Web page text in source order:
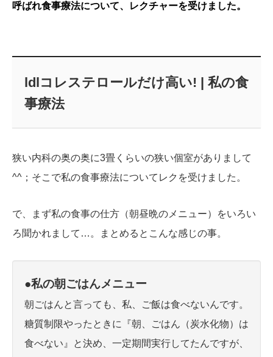
呼ばれ食事療法について、レクチャーを受けました。
ldlコレステロールだけ高い! | 私の食
事療法
狭い内科の奥の奥に3畳くらいの狭い個室がありまして
^^；そこで私の食事療法についてレクを受けました。
で、まず私の食事の仕方（朝昼晩のメニュー）をいろい
ろ聞かれまして…。まとめるとこんな感じの事。
●私の朝ごはんメニュー
朝ごはんと言っても、私、ご飯は食べないんです。
糖質制限やったときに『朝、ごはん（炭水化物）は
食べない』と決め、一定期間実行してたんですが、